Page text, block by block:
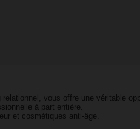
vous offre une véritable
à part entière.
et cosmétiques anti-âge.